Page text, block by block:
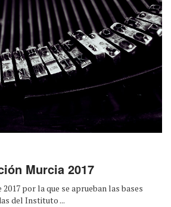
Murcia 2017
2017 por la que se aprueban las bases
del Instituto ...